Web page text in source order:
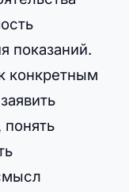
показаний.
конкретным
понять